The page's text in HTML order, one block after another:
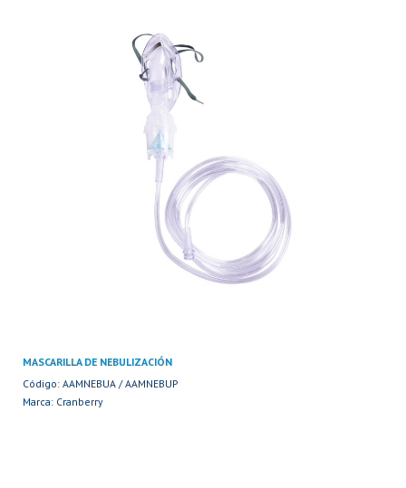
MASCARILLA DE NEBULIZACIÓN
Código: AAMNEBUA / AAMNEBUP
Marca: Cranberry